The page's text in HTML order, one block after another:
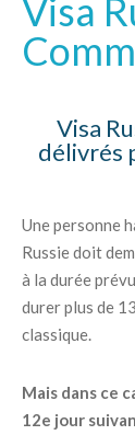
Visa
Visa
délivrés
Une personne
Russie doit
à la durée
durer plus de
classique.
Mais dans ce
12e jour